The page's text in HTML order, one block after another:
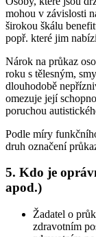
mohou v závislosti
širokou škálu
popř. které jim
Nárok na průkaz
roku s tělesným,
dlouhodobě
omezuje její
poruchou
Podle míry
druh označení
5. Kdo je
apod.)
Žadatel o
zdravotním